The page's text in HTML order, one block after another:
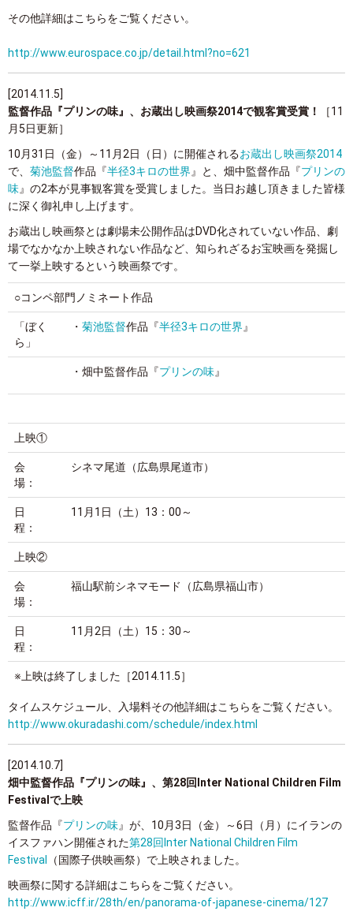
その他詳細はこちらをご覧ください。
http://www.eurospace.co.jp/detail.html?no=621
[2014.11.5]
監督作品『プリンの味』、お蔵出し映画祭2014で観客賞受賞！
［11
月5日更新］
10月31日（金）～11月2日（日）に開催されるお蔵出し映画祭2014
で、 菊池監督作品『半径3キロの世界 』と、畑中監督作品『プリンの
味』の2本が見事観客賞を受賞しました。当日お越し頂きました皆様
に深く御礼申し上げます。
お蔵出し映画祭とは劇場未公開作品はDVD化されていない作品、劇
場でなかなか上映されない作品など、知られざるお宝映画を発掘し
て一挙上映するという映画祭です。
○コンペ部門ノミネート作品
「ぼく
ら」
・ 菊池監督作品『半径3キロの世界 』
・畑中監督作品『プリンの味』
上映①
会
場：
シネマ尾道（広島県尾道市）
日
程：
11月1日（土）13：00～
上映②
会
場：
福山駅前シネマモード（広島県福山市）
日
程：
11月2日（土）15：30～
※上映は終了しました ［2014.11.5］
タイムスケジュール、入場料その他詳細はこちらをご覧ください。
http://www.okuradashi.com/schedule/index.html
[2014.10.7]
畑中監督作品『プリンの味』、第28回Inter National Children Film
Festivalで上映
監督作品『プリンの味』が、10月3日（金）～6日（月）にイランの
イスファハン開催された第28回Inter National Children Film
Festival
（国際子供映画祭）で上映されました。
映画祭に関する詳細はこちらをご覧ください。
http://www.icff.ir/28th/en/panorama-of-japanese-cinema/127